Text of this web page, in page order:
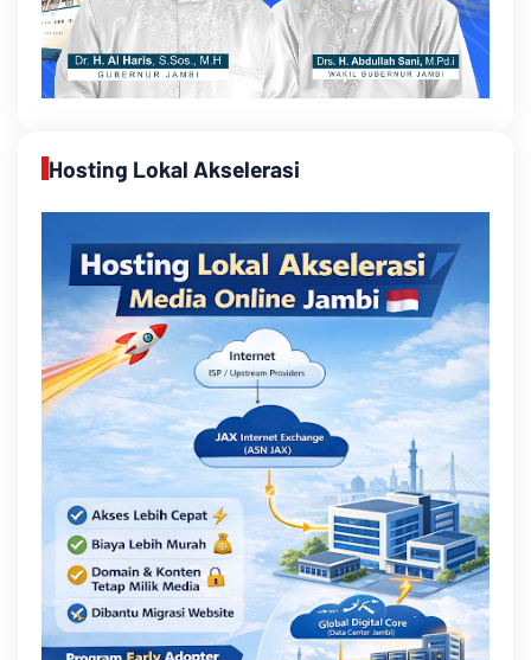
Hosting Lokal Akselerasi